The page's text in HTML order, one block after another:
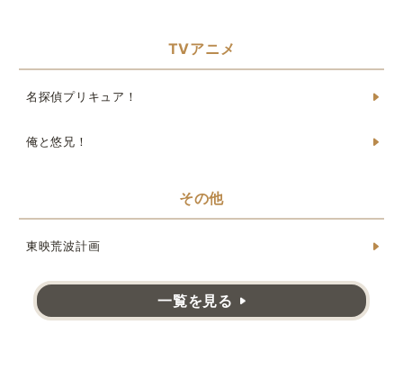
TVアニメ
名探偵プリキュア！
俺と悠兄！
その他
東映荒波計画
一覧を見る